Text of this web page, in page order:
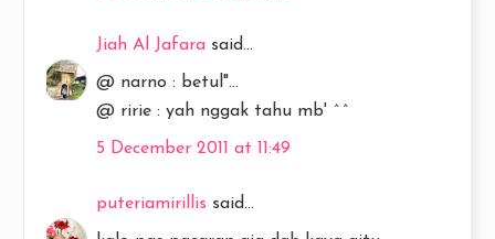
Jiah Al Jafara said...
@ narno : betul"...
@ ririe : yah nggak tahu mb' ^^
5 December 2011 at 11:49
puteriamirillis said...